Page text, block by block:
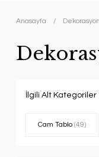
Anasayfa Dekorasyon
İlgili Alt Kategoriler
Cam Tablo (49)